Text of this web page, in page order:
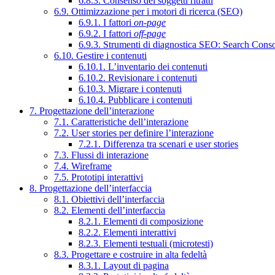
6.9. Ottimizzazione per i motori di ricerca (SEO)
6.9.1. I fattori on-page
6.9.2. I fattori off-page
6.9.3. Strumenti di diagnostica SEO: Search
6.10. Gestire i contenuti
6.10.1. L’inventario dei contenuti
6.10.2. Revisionare i contenuti
6.10.3. Migrare i contenuti
6.10.4. Pubblicare i contenuti
7. Progettazione dell’interazione
7.1. Caratteristiche dell’interazione
7.2. User stories per definire l’interazione
7.2.1. Differenza tra scenari e user stories
7.3. Flussi di interazione
7.4. Wireframe
7.5. Prototipi interattivi
8. Progettazione dell’interfaccia
8.1. Obiettivi dell’interfaccia
8.2. Elementi dell’interfaccia
8.2.1. Elementi di composizione
8.2.2. Elementi interattivi
8.2.3. Elementi testuali (microtesti)
8.3. Progettare e costruire in alta fedeltà
8.3.1. Layout di pagina